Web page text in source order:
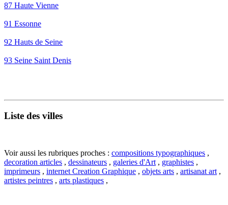
87 Haute Vienne
91 Essonne
92 Hauts de Seine
93 Seine Saint Denis
Liste des villes
Voir aussi les rubriques proches : compositions typographiques ,
decoration articles , dessinateurs , galeries d'Art , graphistes ,
imprimeurs , internet Creation Graphique , objets arts , artisanat art ,
artistes peintres , arts plastiques ,